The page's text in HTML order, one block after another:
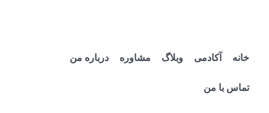
خانه آکادمی وبلاگ مشاوره درباره من
تماس با من